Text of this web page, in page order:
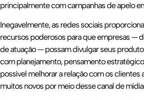
principalmente com campanhas de apelo
Inegavelmente, as redes sociais
recursos poderosos para que empresas —
de atuação — possam divulgar seus
com planejamento, pensamento
possível melhorar a relação com os clientes
muitos novos por meio desse canal de